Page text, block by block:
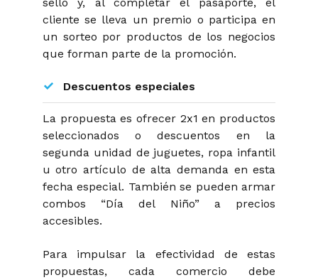
cliente se lleva un premio o participa en
un sorteo por productos de los negocios
que forman parte de la promoción.
Descuentos especiales
La propuesta es ofrecer 2x1 en productos
seleccionados o descuentos en la
segunda unidad de juguetes, ropa infantil
u otro artículo de alta demanda en esta
fecha especial. También se pueden armar
combos “Día del Niño” a precios
accesibles.
Para impulsar la efectividad de estas
propuestas, cada comercio debe